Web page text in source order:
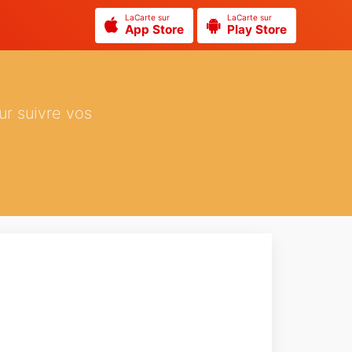
LaCarte sur
App Store
LaCarte sur
Play Store
suivre vos